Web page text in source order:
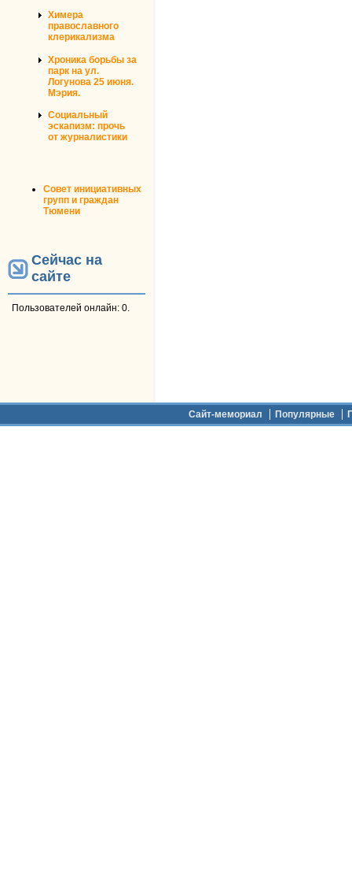
Химера
православного
клерикализма
Хроника борьбы за
парк на ул.
Логунова 25 июня.
Мэрия.
Социальный
эскапизм: прочь
от журналистики
Совет инициативных
групп и граждан
Тюмени
Сейчас на
сайте
Пользователей онлайн: 0.
Сайт-мемориал Популярные